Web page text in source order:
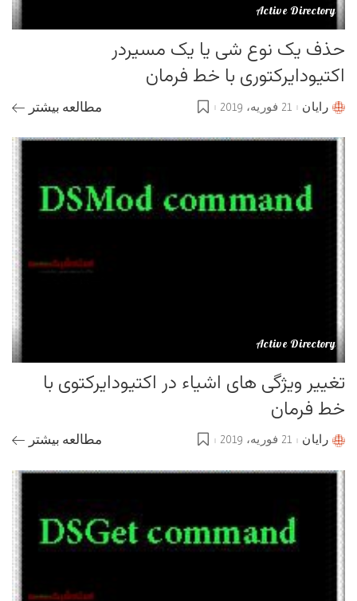
Active Directory
حذف یک نوع شی یا یک مسیردر
اکتیودایرکتوری با خط فرمان
Postedرایان 21 فوریه، 2019 مطالعه بیشتر
Active Directory
تغییر ویژگی های اشیاء در اکتیودایرکتوی با
خط فرمان
Postedرایان 21 فوریه، 2019 مطالعه بیشتر